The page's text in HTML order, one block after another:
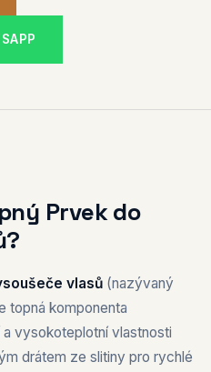
Prvek do
vlasů (nazývaný
topná komponenta
vysokoteplotní vlastnosti
drátem ze slitiny pro rychlé